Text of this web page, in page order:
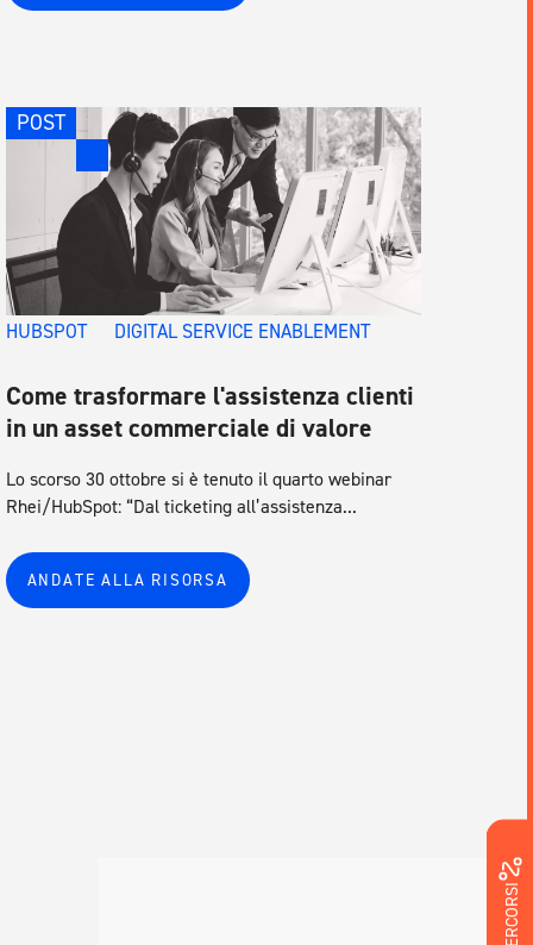
POST
HUBSPOT DIGITAL SERVICE ENABLEMENT
Come trasformare l'assistenza clienti
in un asset commerciale di valore
Lo scorso 30 ottobre si è tenuto il quarto webinar
Rhei/HubSpot: “Dal ticketing all’assistenza...
ANDATE ALLA RISORSA